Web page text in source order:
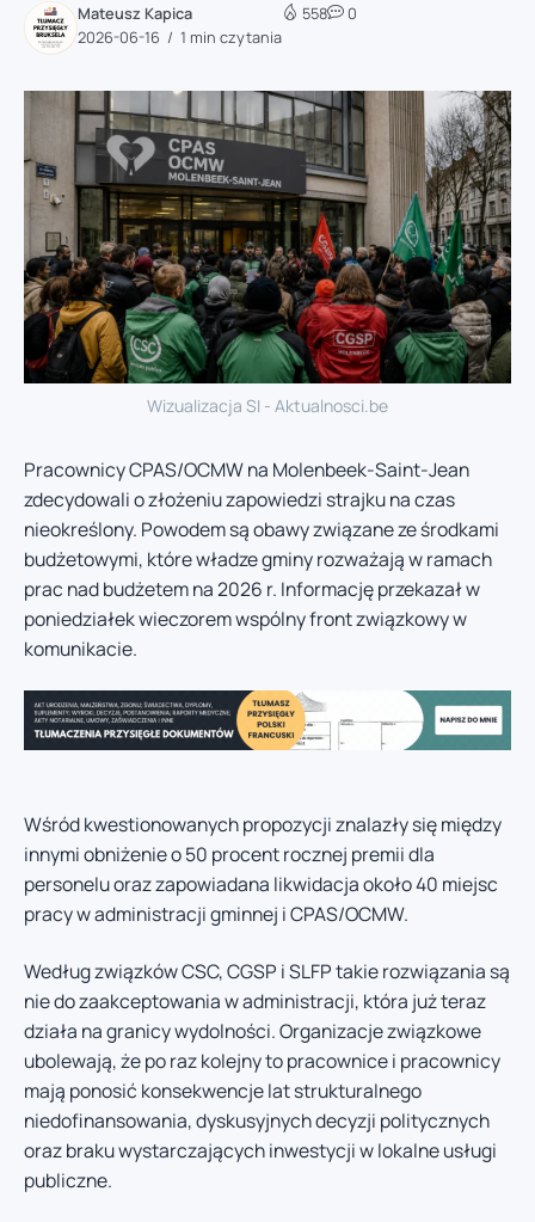
Mateusz Kapica
2026-06-16
1 min czytania
558 0
Wizualizacja SI - Aktualnosci.be
Pracownicy CPAS/OCMW na Molenbeek-Saint-Jean
zdecydowali o złożeniu zapowiedzi strajku na czas
nieokreślony. Powodem są obawy związane ze środkami
budżetowymi, które władze gminy rozważają w ramach
prac nad budżetem na 2026 r. Informację przekazał w
poniedziałek wieczorem wspólny front związkowy w
komunikacie.
Wśród kwestionowanych propozycji znalazły się między
innymi obniżenie o 50 procent rocznej premii dla
personelu oraz zapowiadana likwidacja około 40 miejsc
pracy w administracji gminnej i CPAS/OCMW.
Według związków CSC, CGSP i SLFP takie rozwiązania są
nie do zaakceptowania w administracji, która już teraz
działa na granicy wydolności. Organizacje związkowe
ubolewają, że po raz kolejny to pracownice i pracownicy
mają ponosić konsekwencje lat strukturalnego
niedofinansowania, dyskusyjnych decyzji politycznych
oraz braku wystarczających inwestycji w lokalne usługi
publiczne.